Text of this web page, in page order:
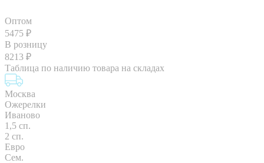
Оптом
5475 ₽
В розницу
8213 ₽
Таблица по наличию товара на складах
Москва
Ожерелки
Иваново
1,5 сп.
2 сп.
Евро
Сем.